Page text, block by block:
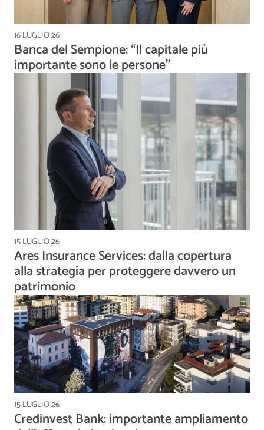
16 LUGLIO 26
Banca del Sempione: “Il capitale più
importante sono le persone”
15 LUGLIO 26
Ares Insurance Services: dalla copertura
alla strategia per proteggere davvero un
patrimonio
15 LUGLIO 26
Credinvest Bank: importante ampliamento